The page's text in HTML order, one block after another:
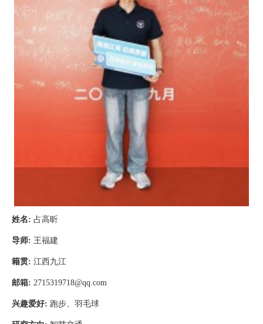
姓名: 占高昕
导师: 王福建
籍贯: 江西九江
邮箱: 2715319718@qq.com
兴趣爱好: 跑步、羽毛球